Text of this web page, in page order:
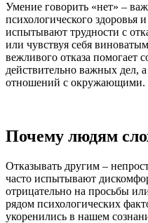
Умение говорить «нет» –
психологического
испытывают трудности с
или чувствуя себя
вежливого отказа помогает
действительно важных дел,
отношений с окружающими.
Почему людям
Отказывать другим –
часто испытывают
отрицательно на просьбы
рядом психологических
укоренились в нашем